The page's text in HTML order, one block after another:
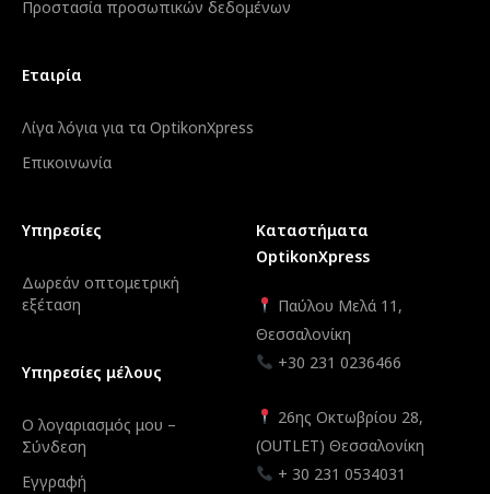
Προστασία προσωπικών δεδομένων
Εταιρία
Λίγα λόγια για τα OptikonXpress
Επικοινωνία
Υπηρεσίες
Δωρεάν οπτομετρική
εξέταση
Υπηρεσίες μέλους
Ο λογαριασμός μου –
Σύνδεση
Εγγραφή
Καταστήματα
OptikonXpress
Παύλου Μελά 11,
Θεσσαλονίκη
+30 231 0236466
26ης Οκτωβρίου 28,
(OUTLET) Θεσσαλονίκη
+ 30 231 0534031